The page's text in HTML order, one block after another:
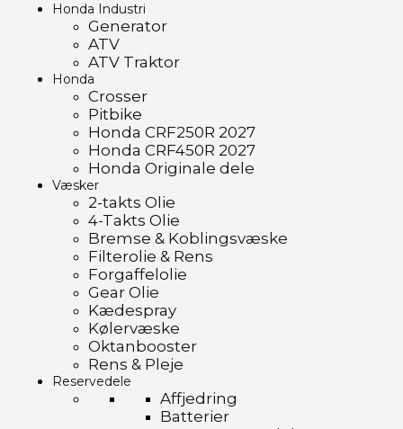
Honda Industri
Generator
ATV
ATV Traktor
Honda
Crosser
Pitbike
Honda CRF250R 2027
Honda CRF450R 2027
Honda Originale dele
Væsker
2-takts Olie
4-Takts Olie
Bremse & Koblingsvæske
Filterolie & Rens
Forgaffelolie
Gear Olie
Kædespray
Kølervæske
Oktanbooster
Rens & Pleje
Reservedele
Affjedring
Batterier